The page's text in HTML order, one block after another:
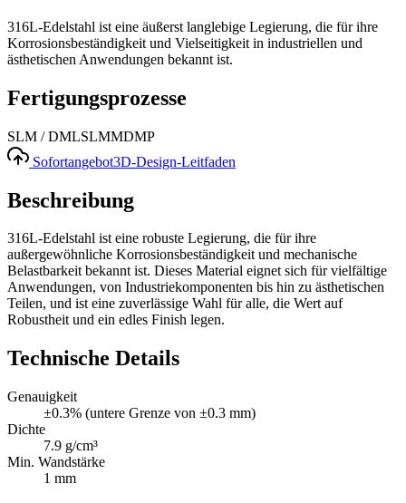
316L-Edelstahl ist eine äußerst langlebige Legierung, die für ihre
Korrosionsbeständigkeit und Vielseitigkeit in industriellen und
ästhetischen Anwendungen bekannt ist.
Fertigungsprozesse
SLM / DMLSLMMDMP
Sofortangebot3D-Design-Leitfaden
Beschreibung
316L-Edelstahl ist eine robuste Legierung, die für ihre
außergewöhnliche Korrosionsbeständigkeit und mechanische
Belastbarkeit bekannt ist. Dieses Material eignet sich für vielfältige
Anwendungen, von Industriekomponenten bis hin zu ästhetischen
Teilen, und ist eine zuverlässige Wahl für alle, die Wert auf
Robustheit und ein edles Finish legen.
Technische Details
Genauigkeit
±0.3% (untere Grenze von ±0.3 mm)
Dichte
7.9 g/cm³
Min. Wandstärke
1 mm